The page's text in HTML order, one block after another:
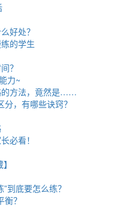
好处？
的学生
？
力~
的方法，竟然是……
分，有哪些诀窍？
必看！
到底要怎么练？
？